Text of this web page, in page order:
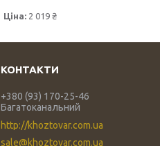
Ціна: 2 019 ₴
+380 (93) 170-25-46
Багатоканальний
http://khoztovar.com.ua
sale@khoztovar.com.ua